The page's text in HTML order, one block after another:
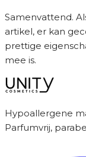
Samenvattend.
artikel, er kan
prettige
mee is.
Hypoallergene
Parfumvrij,